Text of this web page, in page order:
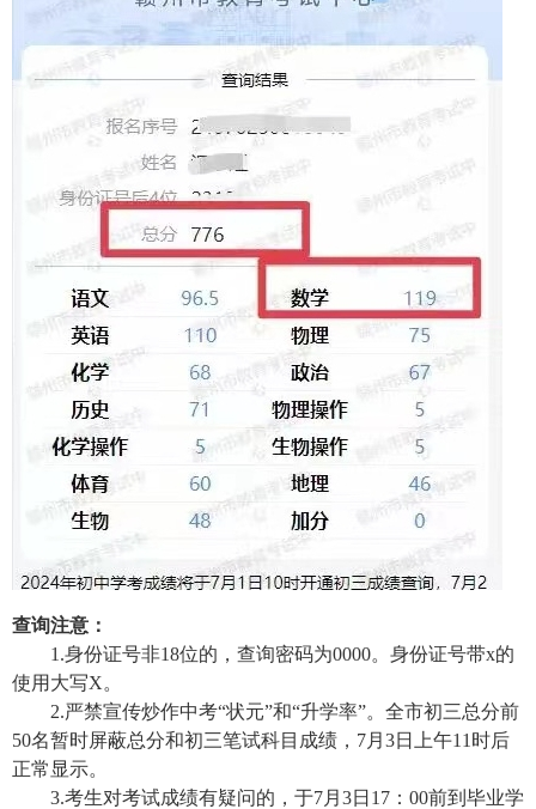
查询注意：
1.身份证号非18位的，查询密码为0000。身份证号带x的
使用大写X。
2.严禁宣传炒作中考“状元”和“升学率”。全市初三总分前
50名暂时屏蔽总分和初三笔试科目成绩，7月3日上午11时后
正常显示。
3.考生对考试成绩有疑问的，于7月3日17：00前到毕业学